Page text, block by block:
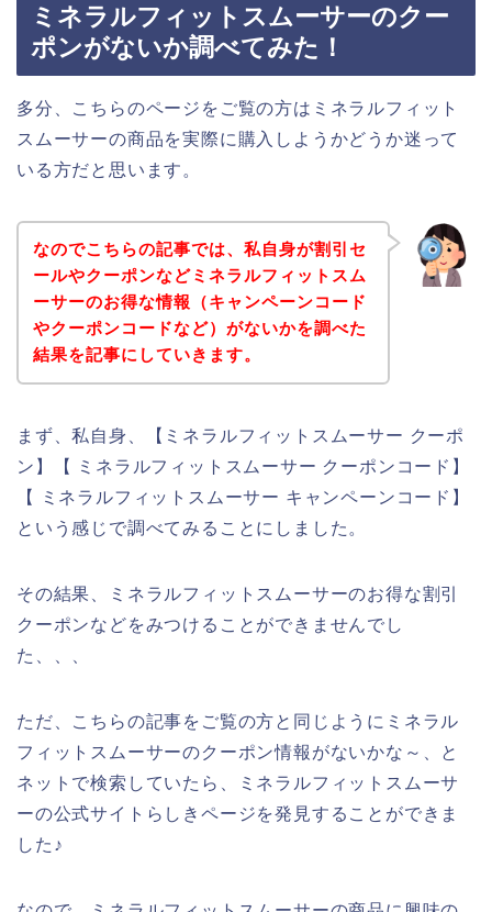
ミネラルフィットスムーサーのクー
ポンがないか調べてみた！
多分、こちらのページをご覧の方はミネラルフィット
スムーサーの商品を実際に購入しようかどうか迷って
いる方だと思います。
なのでこちらの記事では、私自身が割引セ
ールやクーポンなどミネラルフィットスム
ーサーのお得な情報（キャンペーンコード
やクーポンコードなど）がないかを調べた
結果を記事にしていきます。
まず、私自身、【ミネラルフィットスムーサー クーポ
ン】【 ミネラルフィットスムーサー クーポンコード】
【 ミネラルフィットスムーサー キャンペーンコード】
という感じで調べてみることにしました。
その結果、ミネラルフィットスムーサーのお得な割引
クーポンなどをみつけることができませんでし
た、、、
ただ、こちらの記事をご覧の方と同じようにミネラル
フィットスムーサーのクーポン情報がないかな～、と
ネットで検索していたら、ミネラルフィットスムーサ
ーの公式サイトらしきページを発見することができま
した♪